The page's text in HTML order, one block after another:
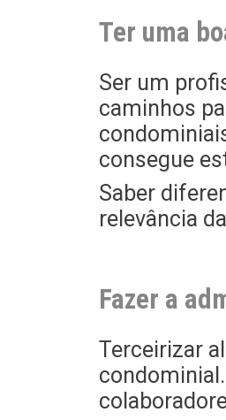
Ter uma
Ser um
caminhos
consegue
Saber
relevância
Fazer a
Terceirizar